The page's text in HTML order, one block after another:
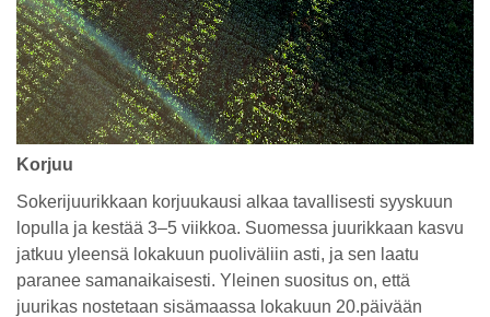
Korjuu
Sokerijuurikkaan korjuukausi alkaa tavallisesti syyskuun
lopulla ja kestää 3–5 viikkoa. Suomessa juurikkaan kasvu
jatkuu yleensä lokakuun puoliväliin asti, ja sen laatu
paranee samanaikaisesti. Yleinen suositus on, että
juurikas nostetaan sisämaassa lokakuun 20.päivään